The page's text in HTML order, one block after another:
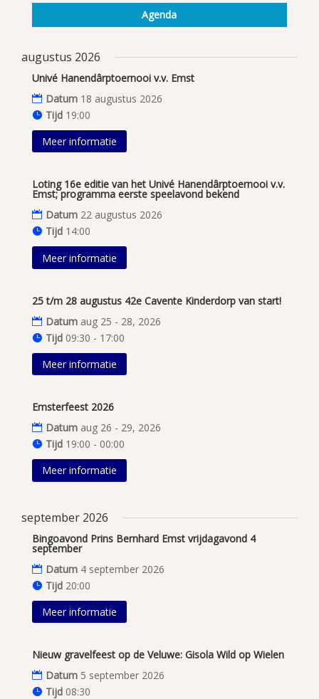
Agenda
augustus 2026
Univé Hanendârptoernooi v.v. Emst
Datum 18 augustus 2026
Tijd 19:00
Meer informatie
Loting 16e editie van het Univé Hanendârptoernooi v.v.
Emst; programma eerste speelavond bekend
Datum 22 augustus 2026
Tijd 14:00
Meer informatie
25 t/m 28 augustus 42e Cavente Kinderdorp van start!
Datum aug 25 - 28, 2026
Tijd 09:30 - 17:00
Meer informatie
Emsterfeest 2026
Datum aug 26 - 29, 2026
Tijd 19:00 - 00:00
Meer informatie
september 2026
Bingoavond Prins Bernhard Emst vrijdagavond 4
september
Datum 4 september 2026
Tijd 20:00
Meer informatie
Nieuw gravelfeest op de Veluwe: Gisola Wild op Wielen
Datum 5 september 2026
Tijd 08:30